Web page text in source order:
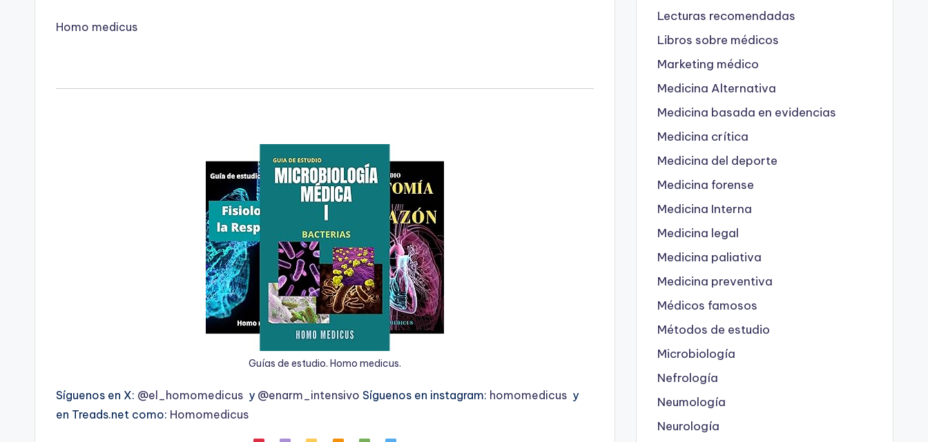
Homo medicus
Guías de estudio. Homo medicus.
Síguenos en X: @el_homomedicus y @enarm_intensivo Síguenos en instagram: homomedicus y
en Treads.net como: Homomedicus
Lecturas recomendadas
Libros sobre médicos
Marketing médico
Medicina Alternativa
Medicina basada en evidencias
Medicina crítica
Medicina del deporte
Medicina forense
Medicina Interna
Medicina legal
Medicina paliativa
Medicina preventiva
Médicos famosos
Métodos de estudio
Microbiología
Nefrología
Neumología
Neurología